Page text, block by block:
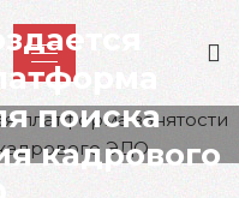
поиска
кадрового